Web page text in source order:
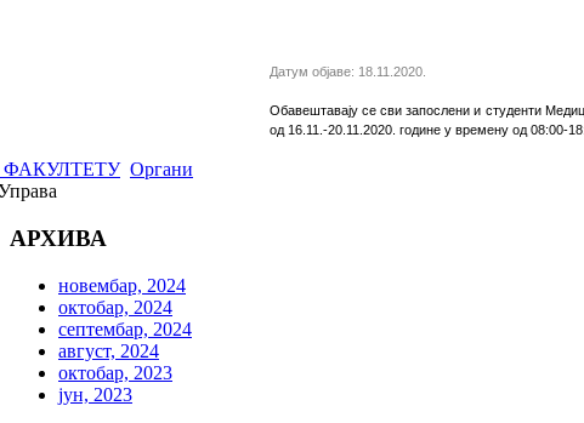
Датум објаве: 18.11.2020.
Обавештавају се сви запослени и студенти
од 16.11.-20.11.2020. године у времену од 08:00-
ФАКУЛТЕТУ Органи
АРХИВА
новембар, 2024
октобар, 2024
септембар, 2024
август, 2024
октобар, 2023
јун, 2023